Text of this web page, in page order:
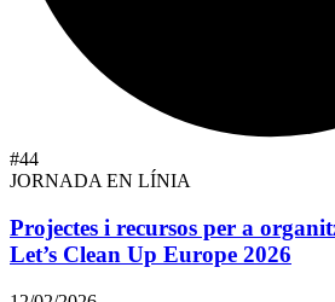
#44
JORNADA EN LÍNIA
Projectes i recursos per a
Let’s Clean Up Europe 2026